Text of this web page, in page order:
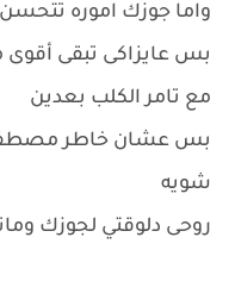
واما جوزك اموره
بس عايزاكى تبقى أقوى
مع تامر الكلب بعدين
بس عشان خاطر
شويه
روحى دلوقتي لجوزك